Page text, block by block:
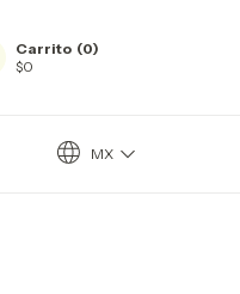
Carrito (0)
$0
BLOG MX